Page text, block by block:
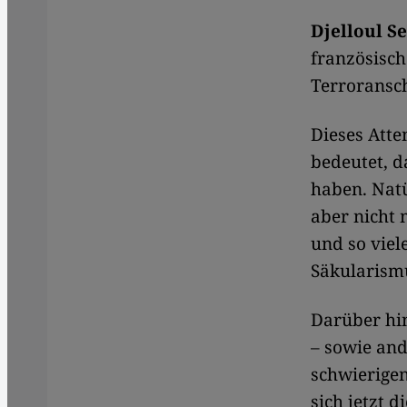
Djelloul
Dieses
bedeutet,
haben.
aber nicht
und so
Darüber
– sowie
sich jetzt